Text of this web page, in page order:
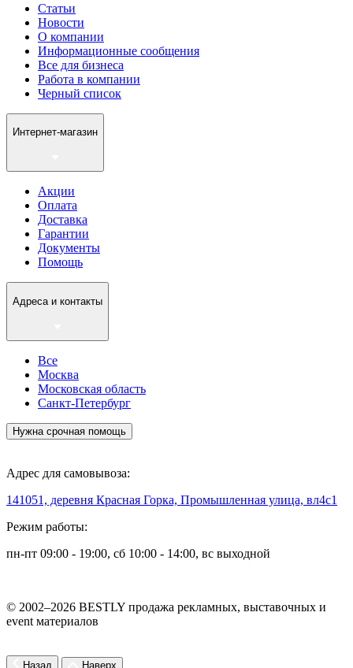
Статьи
Новости
О компании
Информационные сообщения
Все для бизнеса
Работа в компании
Черный список
Интернет-магазин
Акции
Оплата
Доставка
Гарантии
Документы
Помощь
Адреса и контакты
Все
Москва
Московская область
Санкт-Петербург
Нужна срочная помощь
Адрес для самовывоза:
141051, деревня Красная Горка, Промышленная улица, вл4с1
Режим работы:
пн-пт 09:00 - 19:00, сб 10:00 - 14:00, вс выходной
© 2002–2026 BESTLY продажа рекламных, выставочных и
event материалов
Назад Наверх